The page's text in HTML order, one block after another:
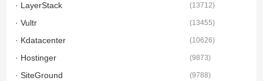
· LayerStack (13712)
· Vultr (13455)
· Kdatacenter (10626)
· Hostinger (9873)
· SiteGround (9788)